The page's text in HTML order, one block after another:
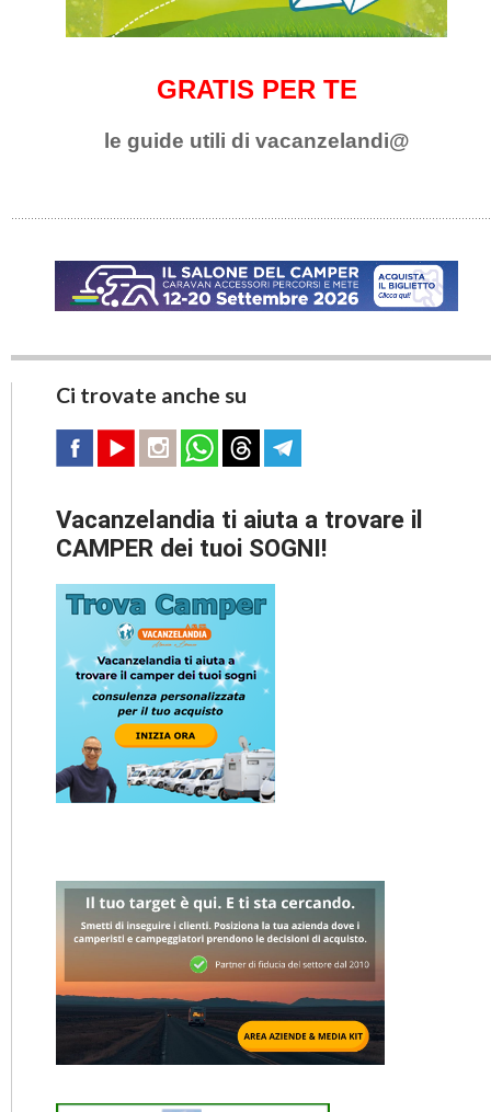
GRATIS PER TE
le guide utili di vacanzelandi@
Ci trovate anche su
Vacanzelandia ti aiuta a trovare il
CAMPER dei tuoi SOGNI!